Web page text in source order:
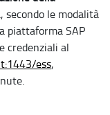
secondo le modalità
piattaforma SAP
credenziali al
ess,